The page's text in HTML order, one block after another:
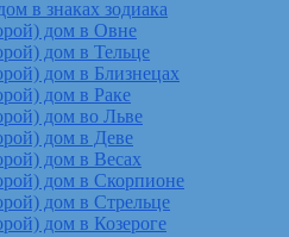
в знаках зодиака
дом в Овне
дом в Тельце
дом в Близнецах
дом в Раке
дом во Льве
дом в Деве
дом в Весах
дом в Скорпионе
дом в Стрельце
дом в Козероге